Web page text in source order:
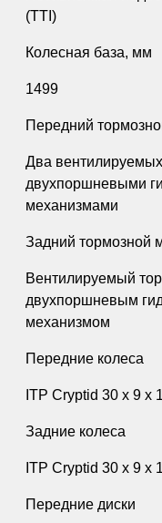
(TTI)
Колесная база, мм
1499
Передний
Два
двухпоршневыми
механизмами
Задний тормозной
Вентилируемый
двухпоршневым
механизмом
Передние колеса
ITP Cryptid 30 x 9 x
Задние колеса
ITP Cryptid 30 x 9 x
Передние диски